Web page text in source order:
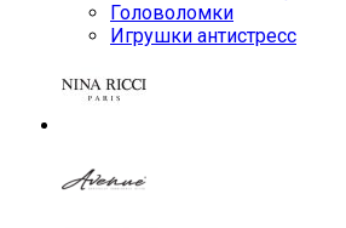
Головоломки
Игрушки антистресс